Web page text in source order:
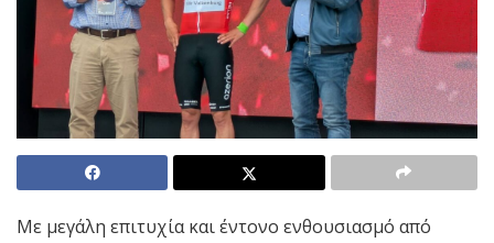
Με μεγάλη επιτυχία και έντονο ενθουσιασμό από